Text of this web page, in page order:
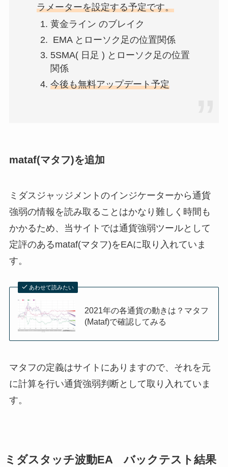
ラメーターを設定する予定です。
黄金ライン のブレイク
EMA とローソク足の位置関係
5SMA( 日足 ) とローソク足の位置
関係
今後も無料アップデート予定
mataf(マタフ)を追加
ミダスジャッジメントのインジケーターから通貨
強弱の情報を読み取ることはかなり難しく時間も
かかるため、当サイトでは通貨強弱ツールとして
定評のあるmataf(マタフ)をEAに取り入れていま
す。
あわせて読みたい
2021年の各通貨の動きは？マタフ
(Mataf)で確認してみる
マタフの定義はサイトにありますので、それを元
に計算を行い通貨強弱判断として取り入れていま
す。
ミダスタッチ波動EA バックテスト結果